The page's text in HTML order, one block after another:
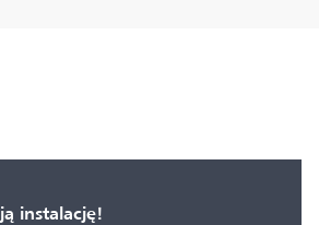
instalację!